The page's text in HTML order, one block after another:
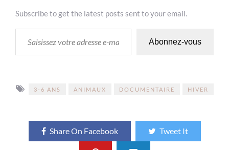
Subscribe to get the latest posts sent to your email.
SAISISSEZ VOTRE ADRESSE E-MAIL…
Abonnez-vous
3-6 ANS ANIMAUX DOCUMENTAIRE HIVER
Share On Facebook Tweet It